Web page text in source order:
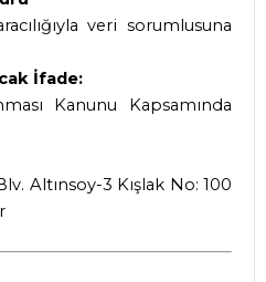
veri sorumlusuna
İfade:
Kanunu Kapsamında
Altınsoy-3 Kışlak No: 100